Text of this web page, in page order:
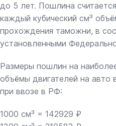
до 5 лет. Пошлина
каждый кубический см³
прохождения таможни, в
установленными
Размеры пошлин на
объёмы двигателей на авто
при ввозе в РФ:
1000 см³ = 142929 ₽